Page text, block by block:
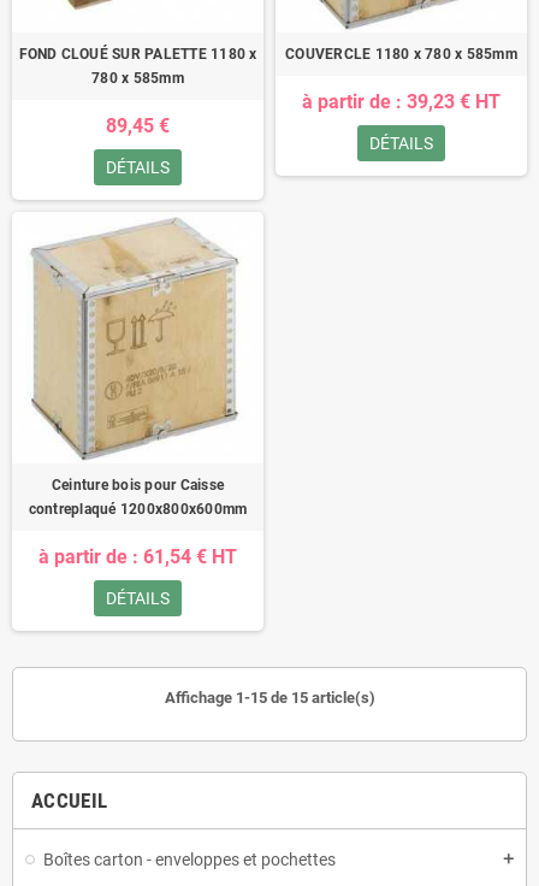
ACCUEIL
Boîtes carton - enveloppes et pochettes
FOND CLOUÉ SUR PALETTE 1180 x
780 x 585mm
89,45 €
DÉTAILS
COUVERCLE 1180 x 780 x 585mm
à partir de : 39,23 € HT
DÉTAILS
Ceinture bois pour Caisse
contreplaqué 1200x800x600mm
à partir de : 61,54 € HT
DÉTAILS
Affichage 1-15 de 15 article(s)